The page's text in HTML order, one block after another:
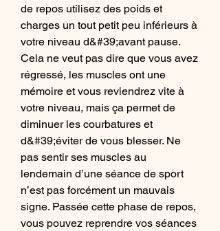
de repos utilisez des poids et
charges un tout petit peu inférieurs à
votre niveau d&#39;avant pause.
Cela ne veut pas dire que vous avez
régressé, les muscles ont une
mémoire et vous reviendrez vite à
votre niveau, mais ça permet de
diminuer les courbatures et
d&#39;éviter de vous blesser. Ne
pas sentir ses muscles au
lendemain d’une séance de sport
n’est pas forcément un mauvais
signe. Passée cette phase de repos,
vous pouvez reprendre vos séances